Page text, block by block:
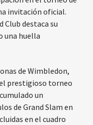
invitación oficial.
Club destaca su
una huella
de Wimbledon,
prestigioso torneo
un
de Grand Slam en
en el cuadro